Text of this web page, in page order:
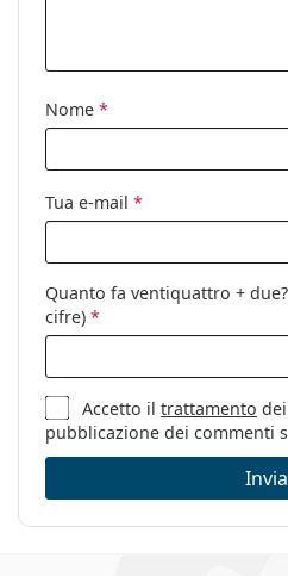
Nome *
Tua e-mail *
Quanto fa ventiquattro +
cifre) *
Accetto iltrattamento
pubblicazione dei commenti
Invia